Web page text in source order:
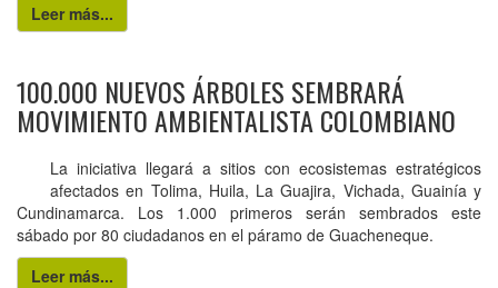
Leer más...
100.000 NUEVOS ÁRBOLES SEMBRARÁ
MOVIMIENTO AMBIENTALISTA COLOMBIANO
La iniciativa llegará a sitios con ecosistemas estratégicos
afectados en Tolima, Huila, La Guajira, Vichada, Guainía y
Cundinamarca. Los 1.000 primeros serán sembrados este
sábado por 80 ciudadanos en el páramo de Guacheneque.
Leer más...